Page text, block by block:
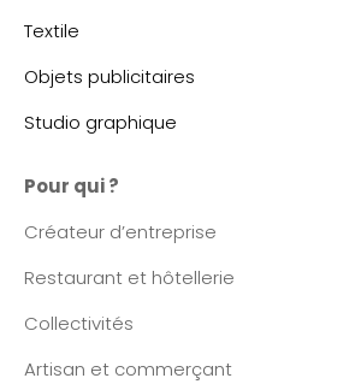
Textile
Objets publicitaires
Studio graphique
Pour qui ?
Créateur d’entreprise
Restaurant et hôtellerie
Collectivités
Artisan et commerçant